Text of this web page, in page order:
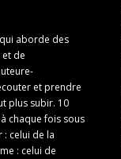
aborde des
de
et prendre
plus subir. 10
chaque fois sous
: celui de la
: celui de